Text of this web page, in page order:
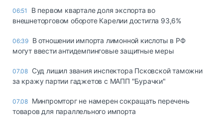
06:51
В первом квартале доля экспорта во
внешнеторговом обороте Карелии достигла 93,6%
06:39 В отношении импорта лимонной кислоты в РФ
могут ввести антидемпинговые защитные меры
07.08 Суд лишил звания инспектора Псковской таможни
за кражу партии гаджетов с МАПП "Бурачки"
07.08 Минпромторг не намерен сокращать перечень
товаров для параллельного импорта